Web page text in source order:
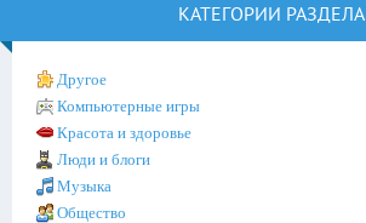
КАТЕГОРИИ РАЗДЕЛА
Другое
Компьютерные игры
Красота и здоровье
Люди и блоги
Музыка
Общество